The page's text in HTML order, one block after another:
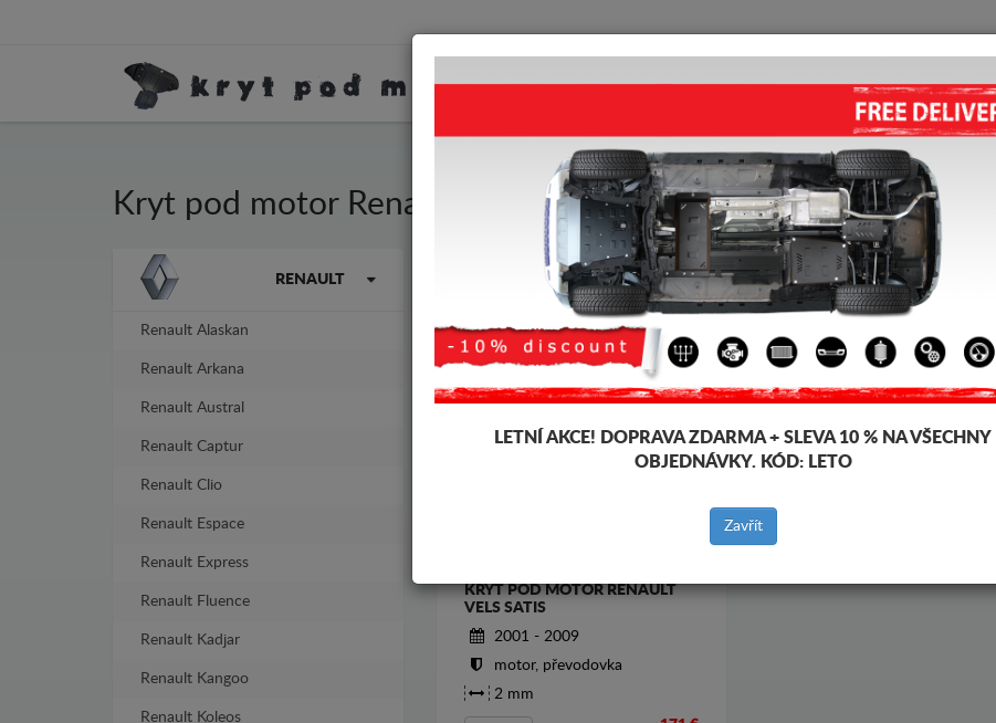
KRYT POD MOTOR HOME DOPRAVA FEEDBACK
Kryt pod motor Renault Vels Satis
Značky vozidel RENAULT
Renault Alaskan
Renault Arkana
Renault Austral
Renault Captur
Renault Clio
Renault Espace
Renault Express
Renault Fluence
Renault Kadjar
Renault Kangoo
Renault Koleos
Kryt pod pro motor a převodovku pro vozidla Renault, model Renault Vels
tloušťky 2-3 mm, snadno se montují, za přijatelné ceny. Kryt pod motor Renault
-4%
KRYT POD MOTOR RENAULT
VELS SATIS
2001 - 2009
motor, převodovka
2 mm
LETNÍ AKCE! DOPRAVA ZDARMA + SLEVA 10 % NA VŠECHNY
OBJEDNÁVKY. KÓD: LETO
Zavřít